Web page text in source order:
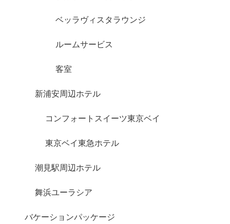
ベッラヴィスタラウンジ
ルームサービス
客室
新浦安周辺ホテル
コンフォートスイーツ東京ベイ
東京ベイ東急ホテル
潮見駅周辺ホテル
舞浜ユーラシア
バケーションパッケージ